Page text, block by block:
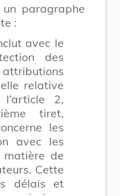
paragraphe
:
avec le
des
attributions
relative
2,
tiret,
les
avec les
matière de
Cette
délais et